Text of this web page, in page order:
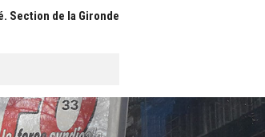
Section de la Gironde